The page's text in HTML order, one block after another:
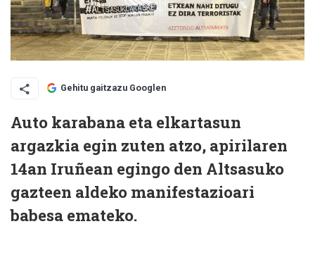
Gehitu gaitzazu Googlen
Auto karabana eta elkartasun
argazkia egin zuten atzo, apirilaren
14an Iruñean egingo den Altsasuko
gazteen aldeko manifestazioari
babesa emateko.